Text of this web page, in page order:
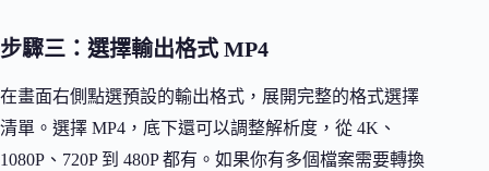
步驟三：選擇輸出格式 MP4
在畫面右側點選預設的輸出格式，展開完整的格式選擇
清單。選擇 MP4，底下還可以調整解析度，從 4K、
1080P、720P 到 480P 都有。如果你有多個檔案需要轉換